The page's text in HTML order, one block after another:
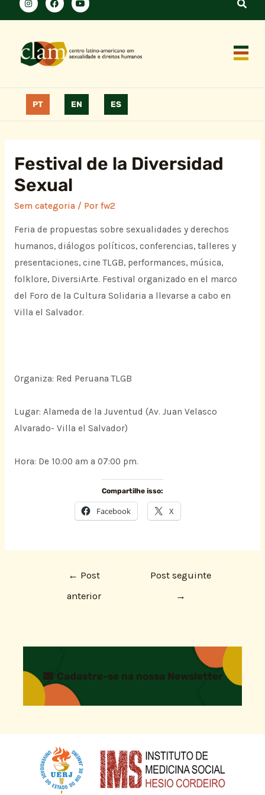
PT EN ES
Festival de la Diversidad
Sexual
Sem categoria/ Por fw2
Feria de propuestas sobre sexualidades y derechos
humanos, diálogos políticos, conferencias, talleres y
presentaciones, cine TLGB, performances, música,
folklore, DiversiArte. Festival organizado en el marco
del Foro de la Cultura Solidaria a llevarse a cabo en
Villa el Salvador.
Organiza: Red Peruana TLGB
Lugar: Alameda de la Juventud (Av. Juan Velasco
Alvarado- Villa el Salvador)
Hora: De 10:00 am a 07:00 pm.
Compartilhe isso:
Facebook X
← Post
anterior
Post seguinte
→
Cadastre-se na nossa Newsletter